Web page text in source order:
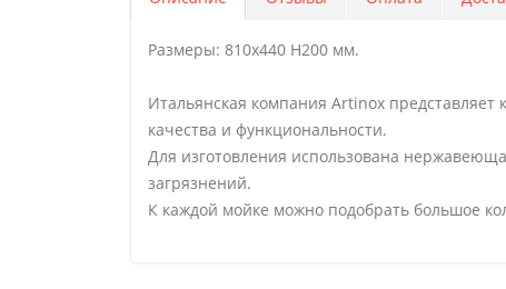
Размеры: 810х440 H200 мм.
Итальянская компания Artinox
качества и функциональности.
Для изготовления использована
загрязнений.
К каждой мойке можно подобрать большое